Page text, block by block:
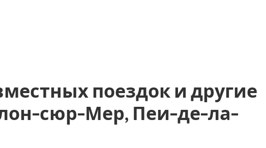
поездок и другие
сюр-Мер, Пеи-де-ла-